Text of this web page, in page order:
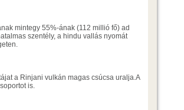
mintegy 55%-ának (112 millió fő) ad
szentély, a hindu vallás nyomát
a Rinjani vulkán magas csúcsa uralja.A
is.